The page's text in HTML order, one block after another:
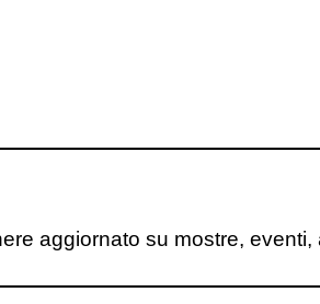
aggiornato su mostre, eventi,